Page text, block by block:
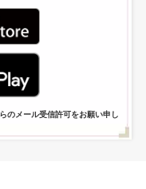
のメール受信許可をお願い申し